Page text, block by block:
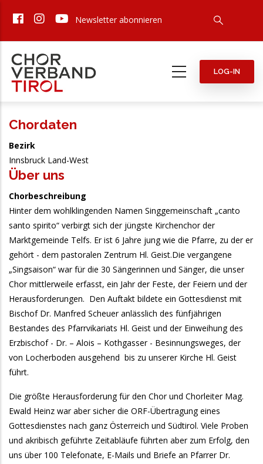
zum
Newsletter abonnieren
LOG-IN
Chordaten
Bezirk
Innsbruck Land-West
Über uns
Chorbeschreibung
Hinter dem wohlklingenden Namen Singgemeinschaft „canto
santo spirito“ verbirgt sich der jüngste Kirchenchor der
Marktgemeinde Telfs. Er ist 6 Jahre jung wie die Pfarre, zu der er
gehört - dem pastoralen Zentrum Hl. Geist.Die vergangene
„Singsaison“ war für die 30 Sängerinnen und Sänger, die unser
Chor mittlerweile erfasst, ein Jahr der Feste, der Feiern und der
Herausforderungen. Den Auftakt bildete ein Gottesdienst mit
Bischof Dr. Manfred Scheuer anlässlich des fünfjährigen
Bestandes des Pfarrvikariats Hl. Geist und der Einweihung des
Erzbischof - Dr. – Alois – Kothgasser - Besinnungsweges, der
von Locherboden ausgehend bis zu unserer Kirche Hl. Geist
führt.
Die größte Herausforderung für den Chor und Chorleiter Mag.
Ewald Heinz war aber sicher die ORF-Übertragung eines
Gottesdienstes nach ganz Österreich und Südtirol. Viele Proben
und akribisch geführte Zeitabläufe führten aber zum Erfolg, den
uns über 100 Telefonate, E-Mails und Briefe an Pfarrer Dr.